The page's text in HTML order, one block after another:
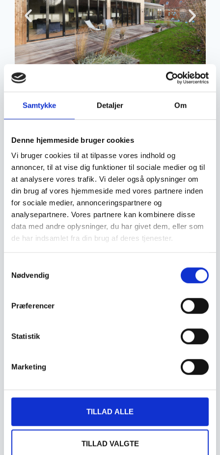
Samtykke Detaljer Om
Denne hjemmeside bruger cookies
Vi bruger cookies til at tilpasse vores indhold og
annoncer, til at vise dig funktioner til sociale medier og til
at analysere vores trafik. Vi deler også oplysninger om
din brug af vores hjemmeside med vores partnere inden
for sociale medier, annonceringspartnere og
analysepartnere. Vores partnere kan kombinere disse
data med andre oplysninger, du har givet dem, eller som
de har indsamlet fra din brug af deres tjenester.
Nødvendig
Præferencer
Statistik
Marketing
TILLAD ALLE
TILLAD VALGTE
DEL GERNE DETTE INDLÆG
Læs mere »